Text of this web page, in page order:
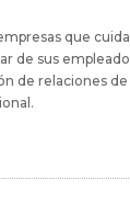
que
de sus
de relaciones